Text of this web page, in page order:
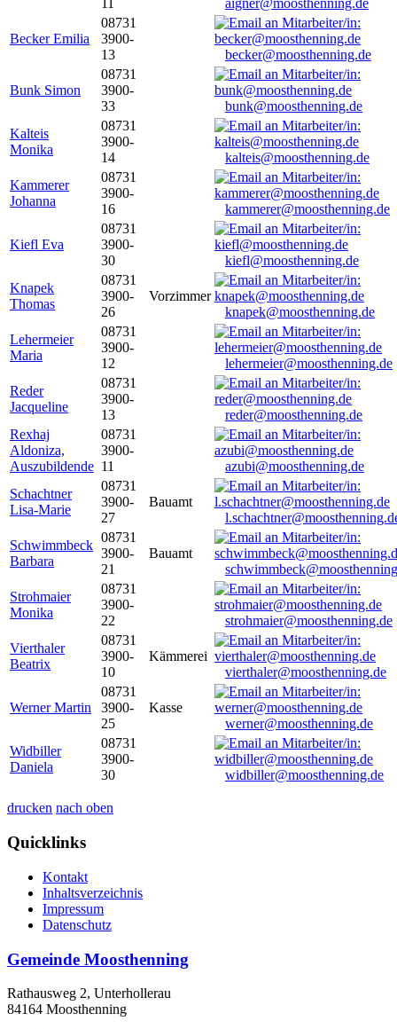
aigner@moosthenning.de
Becker Emilia
08731
3900-
13
becker@moosthenning.de
Bunk Simon
08731
3900-
33
bunk@moosthenning.de
Kalteis
Monika
08731
3900-
14
kalteis@moosthenning.de
Kammerer
Johanna
08731
3900-
16
kammerer@moosthenning.de
Kiefl Eva
08731
3900-
30
kiefl@moosthenning.de
Knapek
Thomas
08731
3900-
26
Vorzimmer
knapek@moosthenning.de
Lehermeier
Maria
08731
3900-
12
lehermeier@moosthenning.de
Reder
Jacqueline
08731
3900-
13
reder@moosthenning.de
Rexhaj
Aldoniza,
Auszubildende
08731
3900-
11
azubi@moosthenning.de
Schachtner
Lisa-Marie
08731
3900-
27
Bauamt
Schwimmbeck
Barbara
08731
3900-
21
Bauamt
Strohmaier
Monika
08731
3900-
22
strohmaier@moosthenning.de
Vierthaler
Beatrix
08731
3900-
10
Kämmerei
vierthaler@moosthenning.de
Werner Martin
08731
3900-
25
Kasse
werner@moosthenning.de
Widbiller
Daniela
08731
3900-
30
widbiller@moosthenning.de
drucken nach oben
Quicklinks
Kontakt
Inhaltsverzeichnis
Impressum
Datenschutz
Gemeinde Moosthenning
Rathausweg 2, Unterhollerau
84164 Moosthenning